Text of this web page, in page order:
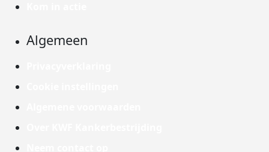
Algemeen